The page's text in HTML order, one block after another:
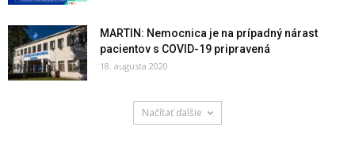
MARTIN: Nemocnica je na prípadný nárast
pacientov s COVID-19 pripravená
18. augusta 2020
Načítať ďalšie